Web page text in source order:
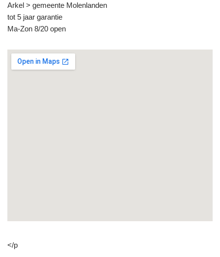
Arkel > gemeente Molenlanden
tot 5 jaar garantie
Ma-Zon 8/20 open
</p